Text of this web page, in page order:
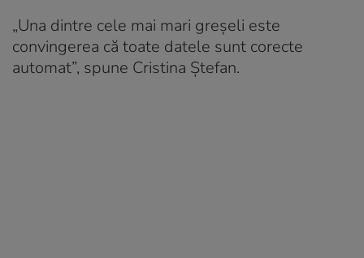
„Una dintre cele mai mari greșeli este
convingerea că toate datele sunt corecte
automat”, spune Cristina Ștefan.